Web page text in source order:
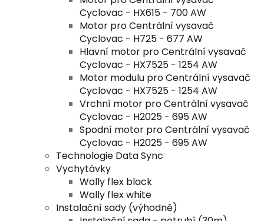
Cyclovac - HX615 - 700 AW
Motor pro Centrální vysavač
Cyclovac - H725 - 677 AW
Hlavní motor pro Centrální vysavač
Cyclovac - HX7525 - 1254 AW
Motor modulu pro Centrální vysavač
Cyclovac - HX7525 - 1254 AW
Vrchní motor pro Centrální vysavač
Cyclovac - H2025 - 695 AW
Spodní motor pro Centrální vysavač
Cyclovac - H2025 - 695 AW
Technologie Data Sync
Vychytávky
Wally flex black
Wally flex white
Instalační sady (výhodně)